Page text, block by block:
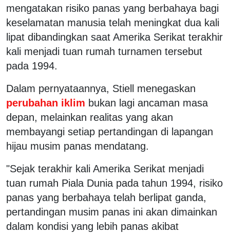
mengatakan risiko panas yang berbahaya bagi
keselamatan manusia telah meningkat dua kali
lipat dibandingkan saat Amerika Serikat terakhir
kali menjadi tuan rumah turnamen tersebut
pada 1994.
Dalam pernyataannya, Stiell menegaskan
perubahan iklim bukan lagi ancaman masa
depan, melainkan realitas yang akan
membayangi setiap pertandingan di lapangan
hijau musim panas mendatang.
"Sejak terakhir kali Amerika Serikat menjadi
tuan rumah Piala Dunia pada tahun 1994, risiko
panas yang berbahaya telah berlipat ganda,
pertandingan musim panas ini akan dimainkan
dalam kondisi yang lebih panas akibat